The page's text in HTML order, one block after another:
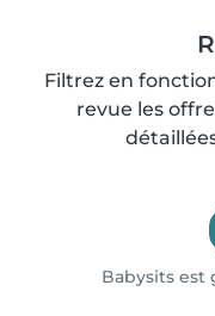
Filtrez en
revue les
Babysits est